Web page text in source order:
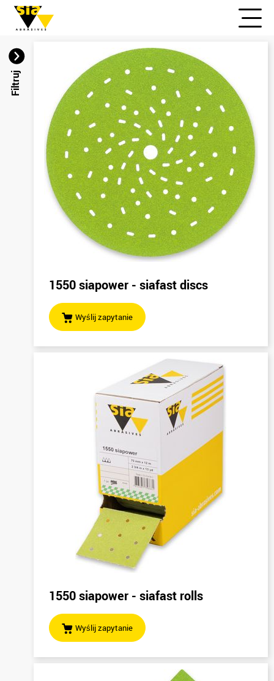
Filtruj
1550 siapower - siafast discs
Wyślij zapytanie
1550 siapower - siafast rolls
Wyślij zapytanie